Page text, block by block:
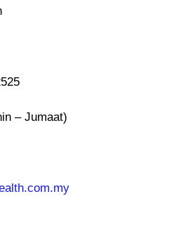
– Jumaat)